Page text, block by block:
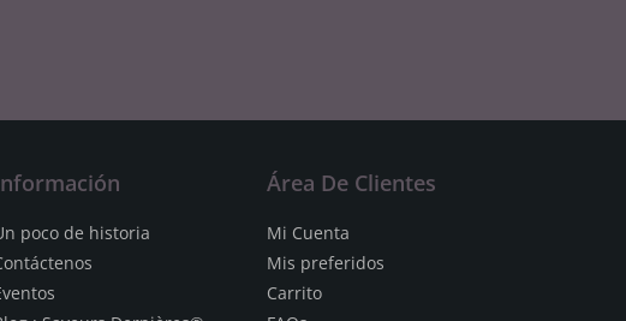
poco de historia
Área De Clientes
Mi Cuenta
Mis preferidos
Carrito